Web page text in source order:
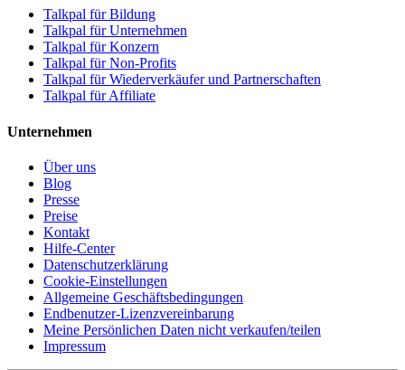
Talkpal für Bildung
Talkpal für Unternehmen
Talkpal für Konzern
Talkpal für Non-Profits
Talkpal für Wiederverkäufer und Partnerschaften
Talkpal für Affiliate
Unternehmen
Über uns
Blog
Presse
Preise
Kontakt
Hilfe-Center
Datenschutzerklärung
Cookie-Einstellungen
Allgemeine Geschäftsbedingungen
Endbenutzer-Lizenzvereinbarung
Meine Persönlichen Daten nicht verkaufen/teilen
Impressum